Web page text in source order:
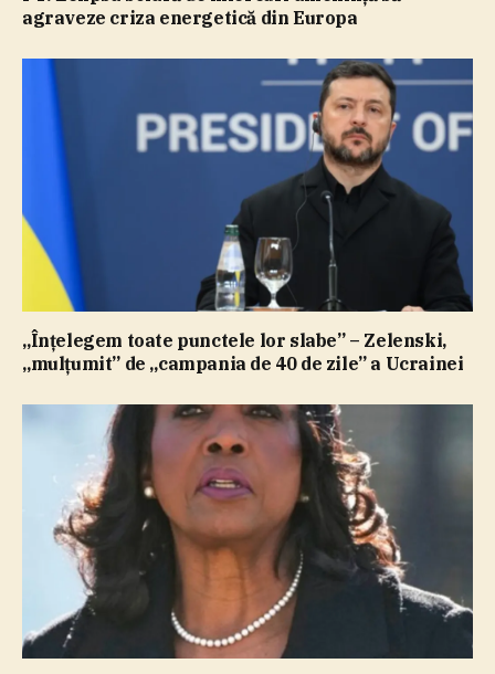
agraveze criza energetică din Europa
„Înţelegem toate punctele lor slabe” – Zelenski,
„mulţumit” de „campania de 40 de zile” a Ucrainei